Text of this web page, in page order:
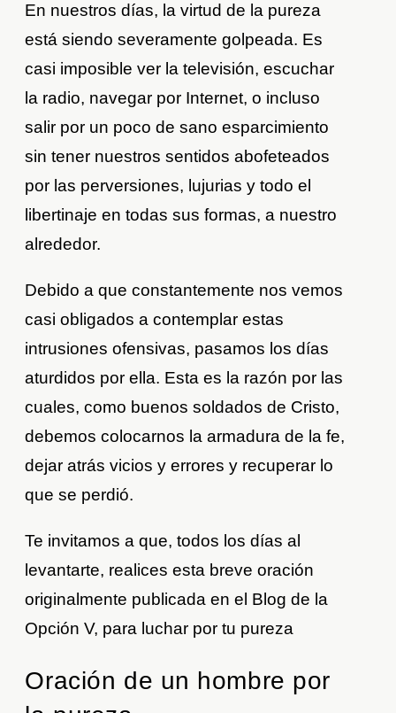
En nuestros días, la virtud de la pureza
está siendo severamente golpeada. Es
casi imposible ver la televisión, escuchar
la radio, navegar por Internet, o incluso
salir por un poco de sano esparcimiento
sin tener nuestros sentidos abofeteados
por las perversiones, lujurias y todo el
libertinaje en todas sus formas, a nuestro
alrededor.
Debido a que constantemente nos vemos
casi obligados a contemplar estas
intrusiones ofensivas, pasamos los días
aturdidos por ella. Esta es la razón por las
cuales, como buenos soldados de Cristo,
debemos colocarnos la armadura de la fe,
dejar atrás vicios y errores y recuperar lo
que se perdió.
Te invitamos a que, todos los días al
levantarte, realices esta breve oración
originalmente publicada en el Blog de la
Opción V, para luchar por tu pureza
Oración de un hombre por